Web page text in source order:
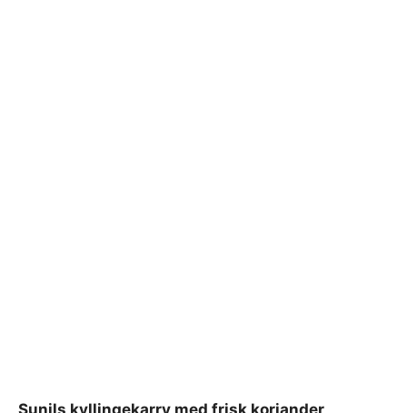
Sunils kyllingekarry med frisk koriander